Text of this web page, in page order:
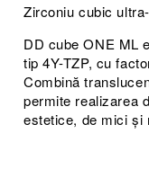
Zirconiu cubic
DD cube ONE ML
tip 4Y-TZP, cu
Combină
permite realizarea
estetice, de mici și